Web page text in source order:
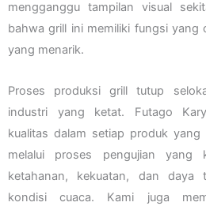
mengganggu tampilan visual
bahwa grill ini memiliki fungsi yang
yang menarik.
Proses produksi grill tutup
industri yang ketat. Futago
kualitas dalam setiap produk yang
melalui proses pengujian yang
ketahanan, kekuatan, dan daya
kondisi cuaca. Kami juga